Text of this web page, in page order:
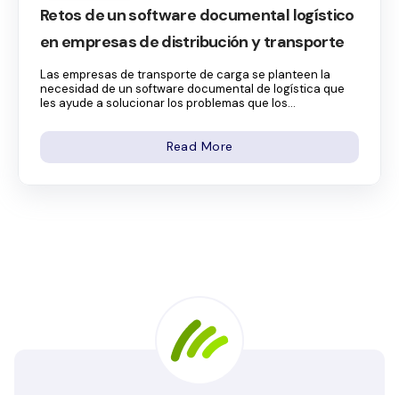
Retos de un software documental logístico
en empresas de distribución y transporte
Las empresas de transporte de carga se planteen la
necesidad de un software documental de logística que
les ayude a solucionar los problemas que los...
Read More